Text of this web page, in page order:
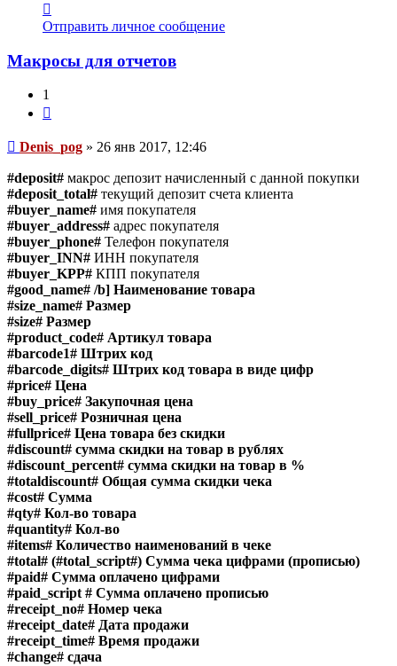
информация
пользователя
Отправить личное сообщение
Макросы для отчетов
1
Сообщение
Denis_pog » 26 янв 2017, 12:46
#deposit# макрос депозит начисленный с данной покупки
#deposit_total# текущий депозит счета клиента
#buyer_name# имя покупателя
#buyer_address# адрес покупателя
#buyer_phone# Телефон покупателя
#buyer_INN# ИНН покупателя
#buyer_KPP# КПП покупателя
#good_name# /b] Наименование товара
#size_name# Размер
#size# Размер
#product_code# Артикул товара
#barcode1# Штрих код
#barcode_digits# Штрих код товара в виде цифр
#price# Цена
#buy_price# Закупочная цена
#sell_price# Розничная цена
#fullprice# Цена товара без скидки
#discount# сумма скидки на товар в рублях
#discount_percent# сумма скидки на товар в %
#totaldiscount# Общая сумма скидки чека
#cost# Сумма
#qty# Кол-во товара
#quantity# Кол-во
#items# Количество наименований в чеке
#total# (#total_script#) Сумма чека цифрами (прописью)
#paid# Сумма оплачено цифрами
#paid_script # Сумма оплачено прописью
#receipt_no# Номер чека
#receipt_date# Дата продажи
#receipt_time# Время продажи
#change# сдача